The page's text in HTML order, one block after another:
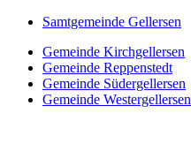
Samtgemeinde Gellersen
Gemeinde Kirchgellersen
Gemeinde Reppenstedt
Gemeinde Südergellersen
Gemeinde Westergellersen